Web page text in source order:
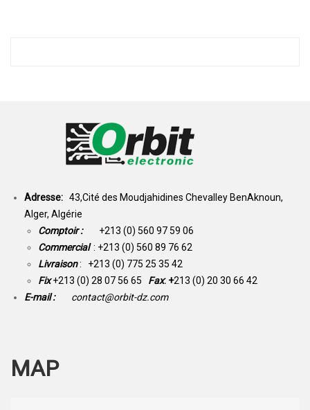
Adresse: 43,Cité des Moudjahidines Chevalley BenAknoun,
Alger, Algérie
Comptoir : +213 (0) 560 97 59 06
Commercial : +213 (0) 560 89 76 62
Livraison: +213 (0) 775 25 35 42
Fix +213 (0) 28 07 56 65 Fax: +213 (0) 20 30 66 42
E-mail :
contact@orbit-dz.com
MAP